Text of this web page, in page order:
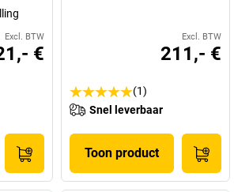
Excl. BTW
€
Excl. BTW
211,- €
(1)
Snel leverbaar
Toon product